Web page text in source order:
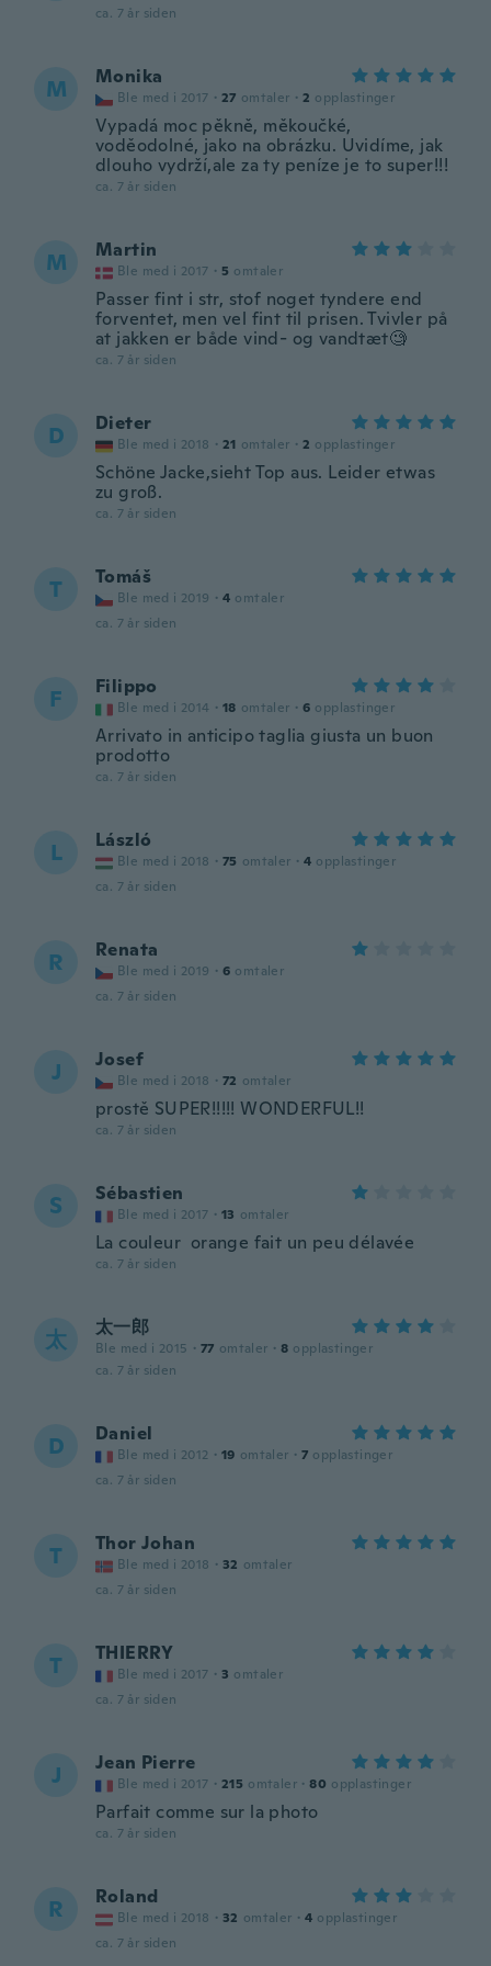
ca. 7 år siden
M Monika
Ble med i 2017 · 27 omtaler · 2 opplastinger
Vypadá moc pěkně, měkoučké,
voděodolné, jako na obrázku. Uvidíme, jak
dlouho vydrží,ale za ty peníze je to super!!!
ca. 7 år siden
M Martin
Ble med i 2017 · 5 omtaler
Passer fint i str, stof noget tyndere end
forventet, men vel fint til prisen. Tvivler på
at jakken er både vind- og vandtæt🧐
ca. 7 år siden
D Dieter
Ble med i 2018 · 21 omtaler · 2 opplastinger
Schöne Jacke,sieht Top aus. Leider etwas
zu groß.
ca. 7 år siden
T Tomáš
Ble med i 2019 · 4 omtaler
ca. 7 år siden
F Filippo
Ble med i 2014 · 18 omtaler · 6 opplastinger
Arrivato in anticipo taglia giusta un buon
prodotto
ca. 7 år siden
L László
Ble med i 2018 · 75 omtaler · 4 opplastinger
ca. 7 år siden
R Renata
Ble med i 2019 · 6 omtaler
ca. 7 år siden
J Josef
Ble med i 2018 · 72 omtaler
prostě SUPER!!!!! WONDERFUL!!
ca. 7 år siden
S Sébastien
Ble med i 2017 · 13 omtaler
La couleur orange fait un peu délavée
ca. 7 år siden
太 太一郎
Ble med i 2015 · 77 omtaler · 8 opplastinger
ca. 7 år siden
D Daniel
Ble med i 2012 · 19 omtaler · 7 opplastinger
ca. 7 år siden
T Thor Johan
Ble med i 2018 · 32 omtaler
ca. 7 år siden
T THIERRY
Ble med i 2017 · 3 omtaler
ca. 7 år siden
J Jean Pierre
Ble med i 2017 · 215 omtaler · 80 opplastinger
Parfait comme sur la photo
ca. 7 år siden
R Roland
Ble med i 2018 · 32 omtaler · 4 opplastinger
ca. 7 år siden